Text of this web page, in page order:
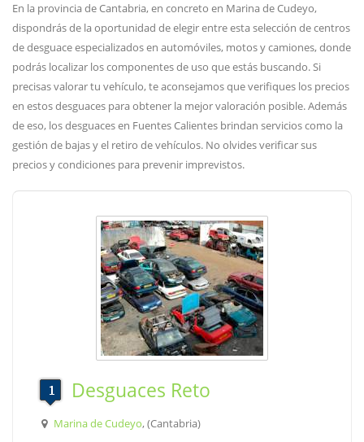
En la provincia de Cantabria, en concreto en Marina de Cudeyo,
dispondrás de la oportunidad de elegir entre esta selección de centros
de desguace especializados en automóviles, motos y camiones, donde
podrás localizar los componentes de uso que estás buscando. Si
precisas valorar tu vehículo, te aconsejamos que verifiques los precios
en estos desguaces para obtener la mejor valoración posible. Además
de eso, los desguaces en Fuentes Calientes brindan servicios como la
gestión de bajas y el retiro de vehículos. No olvides verificar sus
precios y condiciones para prevenir imprevistos.
Desguaces Reto
Marina de Cudeyo, (Cantabria)